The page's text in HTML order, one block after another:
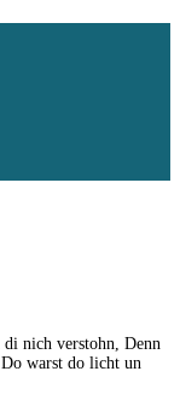
nich verstohn, Denn
warst do licht un